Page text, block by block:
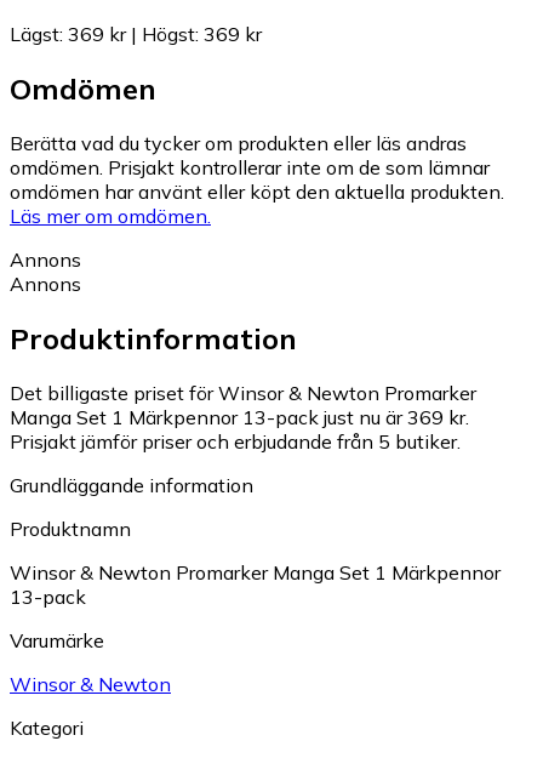
Lägst: 369 kr| Högst: 369 kr
Omdömen
Berätta vad du tycker om produkten eller läs andras
omdömen. Prisjakt kontrollerar inte om de som lämnar
omdömen har använt eller köpt den aktuella produkten.
Läs mer om omdömen.
Annons
Annons
Produktinformation
Det billigaste priset för Winsor & Newton Promarker
Manga Set 1 Märkpennor 13-pack just nu är 369 kr.
Prisjakt jämför priser och erbjudande från 5 butiker.
Grundläggande information
Produktnamn
Winsor & Newton Promarker Manga Set 1 Märkpennor
13-pack
Varumärke
Winsor & Newton
Kategori